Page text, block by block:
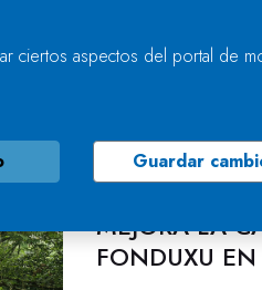
03 DE JULIO, 2026
LA
MEJORA LA
FONDUXU
ciertos aspectos del portal de
Guardar